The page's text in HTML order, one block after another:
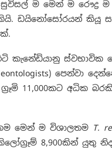
ම මෙන් ම රෞද්‍ර
ඩයිනෝසෝරයන් කියූ
කැනේඩියානු ස්වභාවික
පෙන්වා
11,000කට අධික
මෙන් ම විශාලතම T.
8,900කින් යුතු